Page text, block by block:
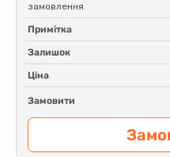
замовлення
Примітка
Залишок
Ціна
Замовити